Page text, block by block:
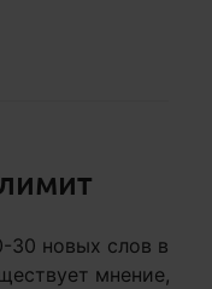
30 новых слов в
мнение,